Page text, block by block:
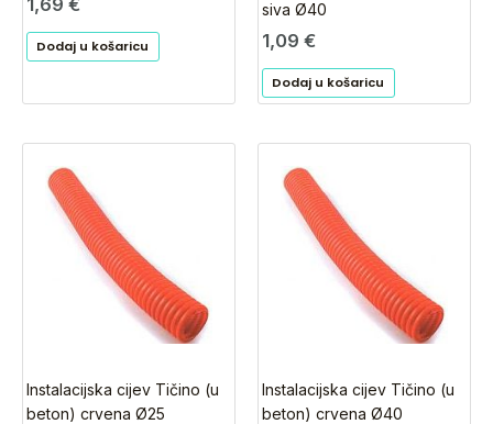
Dodaj u košaricu
siva Ø40
1,09 €
Dodaj u košaricu
Instalacijska cijev Tičino (u
beton) crvena Ø25
Instalacijska cijev Tičino (u
beton) crvena Ø40